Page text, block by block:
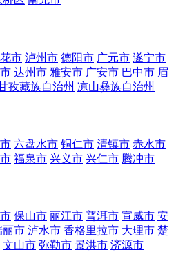
市 泸州市 德阳市 广元市 遂宁市
达州市 雅安市 广安市 巴中市 眉
孜藏族自治州 凉山彝族自治州
六盘水市 铜仁市 清镇市 赤水市
福泉市 兴义市 兴仁市 腾冲市
保山市 丽江市 普洱市 宣威市 安
丽市 泸水市 香格里拉市 大理市 楚
文山市 弥勒市 景洪市 济源市